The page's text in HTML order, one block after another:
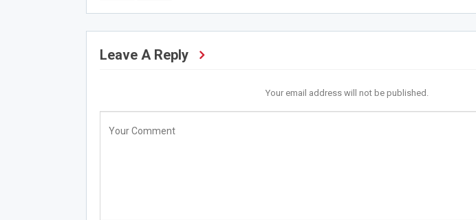
Leave A Reply
Your email address will not be published.